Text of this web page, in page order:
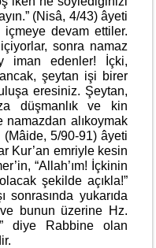
(Nisâ, 4/43) âyeti
devam ettiler.
sonra namaz
iman edenler! İçki,
şeytan işi birer
eresiniz. Şeytan,
düşmanlık ve kin
namazdan alıkoymak
(Mâide, 5/90-91) âyeti
Kur’an emriyle kesin
“Allah’ım! İçkinin
şekilde açıkla!”
yukarıda
bunun üzerine Hz.
diye Rabbine olan